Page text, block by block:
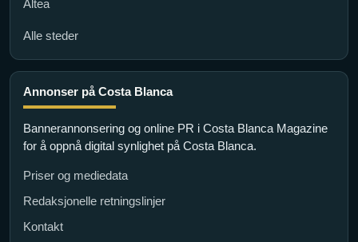
Altea
Alle steder
Annonser på Costa Blanca
Bannerannonsering og online PR i Costa Blanca Magazine
for å oppnå digital synlighet på Costa Blanca.
Priser og mediedata
Redaksjonelle retningslinjer
Kontakt